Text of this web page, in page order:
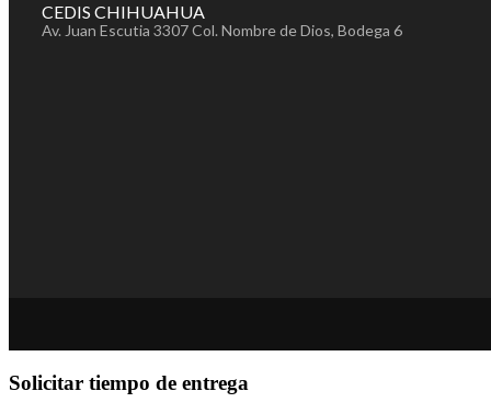
CEDIS CHIHUAHUA
Av. Juan Escutia 3307 Col. Nombre de Dios, Bodega 6
Solicitar tiempo de entrega